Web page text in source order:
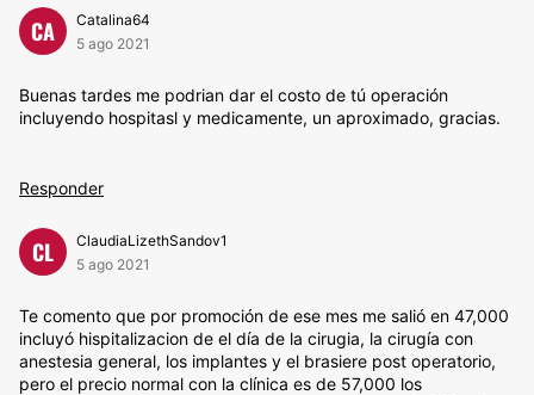
CA
Catalina64
5 ago 2021
Buenas tardes me podrian dar el costo de tú operación
incluyendo hospitasl y medicamente, un aproximado, gracias.
Responder
CL
ClaudiaLizethSandov1
5 ago 2021
Te comento que por promoción de ese mes me salió en 47,000
incluyó hispitalizacion de el día de la cirugia, la cirugía con
anestesia general, los implantes y el brasiere post operatorio,
pero el precio normal con la clínica es de 57,000 los